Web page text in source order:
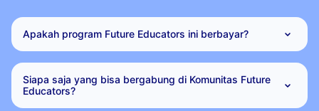
Apakah program Future Educators ini berbayar?
Siapa saja yang bisa bergabung di Komunitas Future
Educators?